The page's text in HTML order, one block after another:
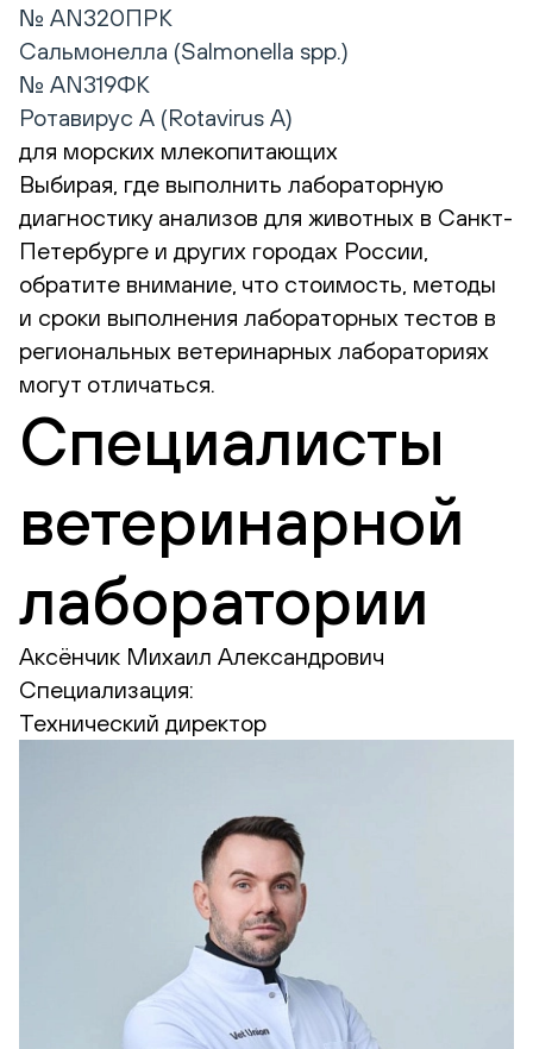
№ AN320ПРК
Сальмонелла (Salmonella spp.)
№ AN319ФК
Ротавирус А (Rotavirus А)
для морских млекопитающих
Выбирая, где выполнить лабораторную
диагностику анализов для животных в Санкт-
Петербурге и других городах России,
обратите внимание, что стоимость, методы
и сроки выполнения лабораторных тестов в
региональных ветеринарных лабораториях
могут отличаться.
Специалисты
ветеринарной
лаборатории
Аксёнчик Михаил Александрович
Специализация:
Технический директор